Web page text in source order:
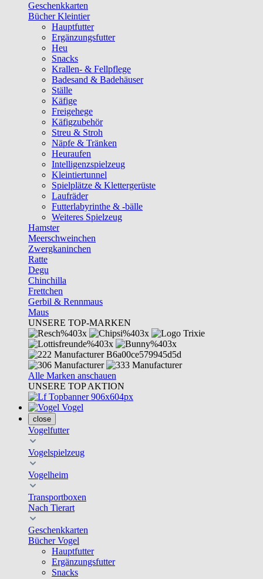
Geschenkkarten
Bücher Kleintier
Hauptfutter
Ergänzungsfutter
Heu
Snacks
Krallen- & Fellpflege
Badesand & Badehäuser
Ställe
Käfige
Freigehege
Käfigzubehör
Streu & Stroh
Näpfe & Tränken
Heuraufen
Intelligenzspielzeug
Kleintiertunnel
Spielplätze & Klettergerüste
Laufräder
Futterlabyrinthe & -bälle
Weiteres Spielzeug
Hamster
Meerschweinchen
Zwergkaninchen
Ratte
Degu
Chinchilla
Frettchen
Gerbil & Rennmaus
Maus
UNSERE TOP-MARKEN
Alle Marken anschauen
UNSERE TOP AKTION
Vogel
close
Vogelfutter
Vogelspielzeug
Vogelheim
Transportboxen
Nach Tierart
Geschenkkarten
Bücher Vogel
Hauptfutter
Ergänzungsfutter
Snacks